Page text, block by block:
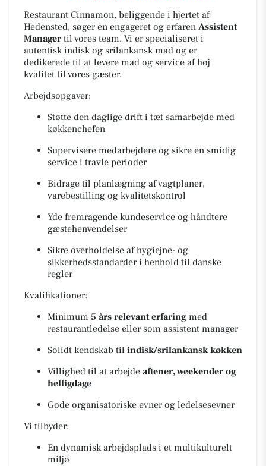
Restaurant Cinnamon, beliggende i hjertet af
Hedensted, søger en engageret og erfaren Assistent
Manager til vores team. Vi er specialiseret i
autentisk indisk og srilankansk mad og er
dedikerede til at levere mad og service af høj
kvalitet til vores gæster.
Arbejdsopgaver:
Støtte den daglige drift i tæt samarbejde med
køkkenchefen
Supervisere medarbejdere og sikre en smidig
service i travle perioder
Bidrage til planlægning af vagtplaner,
varebestilling og kvalitetskontrol
Yde fremragende kundeservice og håndtere
gæstehenvendelser
Sikre overholdelse af hygiejne- og
sikkerhedsstandarder i henhold til danske
regler
Kvalifikationer:
Minimum 5 års relevant erfaring med
restaurantledelse eller som assistent manager
Solidt kendskab til indisk/srilankansk køkken
Villighed til at arbejde aftener, weekender og
helligdage
Gode organisatoriske evner og ledelsesevner
Vi tilbyder:
En dynamisk arbejdsplads i et multikulturelt
miljø